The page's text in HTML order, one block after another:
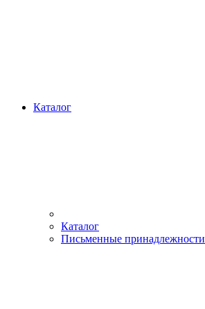
Каталог
Каталог
Письменные принадлежности